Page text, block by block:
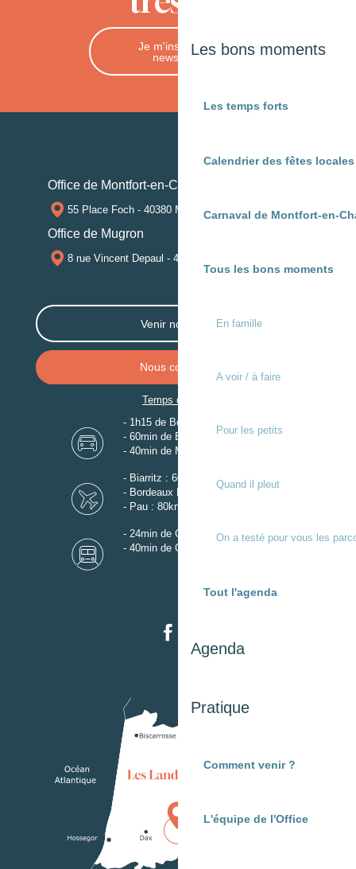
Les bons moments
Les temps forts
Calendrier des fêtes
Carnaval de Montfort-en-
Tous les bons moments
En famille
A voir / à faire
Pour les petits
Quand il pleut
On a testé pour vous les
Tout l'agenda
Agenda
Pratique
Comment venir ?
L'équipe de l'Office
Je m'inscris à la
newsletter
Office de Montfort-en-Chalosse
55 Place Foch - 40380 MONTFORT-EN-CHALOSSE
Office de Mugron
8 rue Vincent Depaul - 40250 MUGRON
Venir nous voir
Nous contacter
Temps de trajet
- 1h15 de Bordeaux
- 60min de Biarritz
- 40min de Mont-de-Marsan
- Biarritz : 60km
- Bordeaux Mérignac : 110km
- Pau : 80km
- 24min de Gare de Dax
- 40min de Gare de Mont-de-Marsan